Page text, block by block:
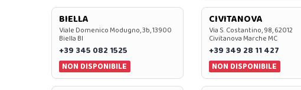
BIELLA
Viale Domenico Modugno, 3b, 13900
Biella BI
+39 345 082 1525
NON DISPONIBILE
CIVITANOVA
Via S. Costantino, 98, 62012
Civitanova Marche MC
+39 349 28 11 427
NON DISPONIBILE